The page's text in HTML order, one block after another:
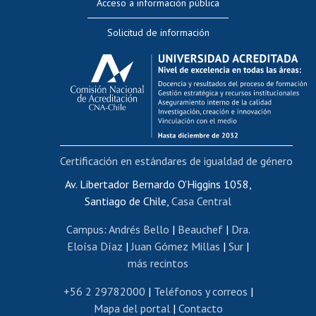
Evaluación docente
Calificación académica
Postulación al AUCAI
Funcionarias/os
Cursos internos de capacitación
Bienestar del personal
Portal de movilidad interna
Certificado de renta
Certificado de renta honorarios
Editar páginas blancas
Extranjeras/os
Revalidación y reconocimiento de títulos
Postulación al Programa de Movilidad Estudiantil
Acceso a información pública
Solicitud de información
Av. Libertador Bernardo O'Higgins 1058,
Santiago de Chile, Casa Central
Campus: Andrés Bello | Beauchef| Dra.
Eloísa Díaz | Juan Gómez Millas | Sur |
más recintos
+56 2 29782000 | Teléfonos y correos |
Mapa del portal| Contacto
Certificación en estándares de igualdad de género